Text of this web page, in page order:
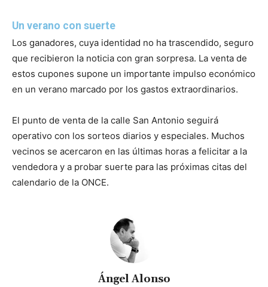
Un verano con suerte
Los ganadores, cuya identidad no ha trascendido, seguro
que recibieron la noticia con gran sorpresa. La venta de
estos cupones supone un importante impulso económico
en un verano marcado por los gastos extraordinarios.
El punto de venta de la calle San Antonio seguirá
operativo con los sorteos diarios y especiales. Muchos
vecinos se acercaron en las últimas horas a felicitar a la
vendedora y a probar suerte para las próximas citas del
calendario de la ONCE.
Ángel Alonso